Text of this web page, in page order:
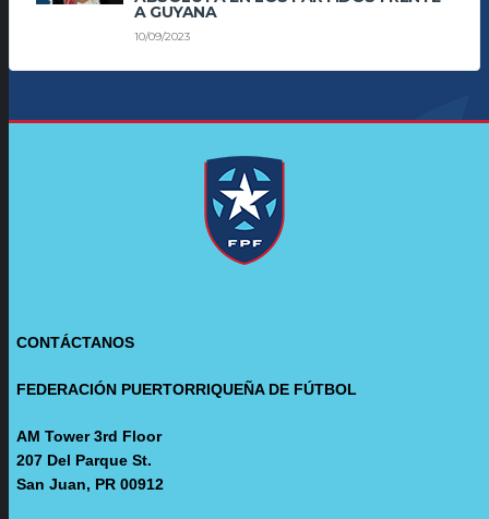
A GUYANA
10/09/2023
CONTÁCTANOS
FEDERACIÓN PUERTORRIQUEÑA DE FÚTBOL
AM Tower 3rd Floor
207 Del Parque St.
San Juan, PR 00912